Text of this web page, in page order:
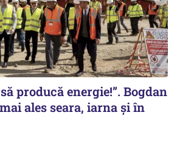
producă energie!”. Bogdan
ales seara, iarna și în